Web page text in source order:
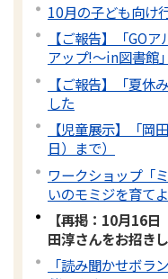
10月の子ども向け
【ご報告】「GO
アップ!～in図書館
【ご報告】「夏休
した
【児童展示】「岡
日）まで）
ワークショップ「
いのモミジを育て
【再掲：10月16
田淳さんをお招き
「読み聞かせボラ